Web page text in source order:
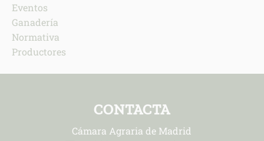
Eventos
Ganadería
Normativa
Productores
CONTACTA
Cámara Agraria de Madrid